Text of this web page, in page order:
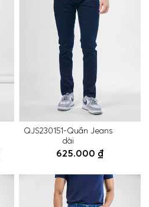
QJS230151-Quần Jeans
dài
625.000 ₫